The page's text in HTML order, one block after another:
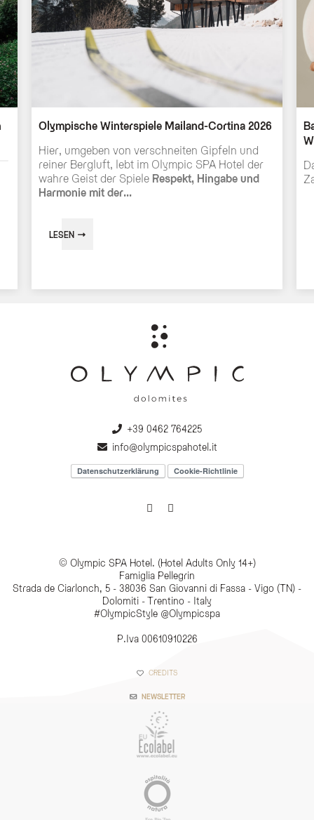
Olympische Winterspiele Mailand-Cortina 2026
Hier, umgeben von verschneiten Gipfeln und
reiner Bergluft, lebt im Olympic SPA Hotel der
wahre Geist der Spiele Respekt, Hingabe und
Harmonie mit der...
LESEN
+39 0462 764225
info@olympicspahotel.it
Datenschutzerklärung Cookie-Richtlinie
© Olympic SPA Hotel. (Hotel Adults Only 14+)
Famiglia Pellegrin
Strada de Ciarlonch, 5 - 38036 San Giovanni di Fassa - Vigo (TN) -
Dolomiti - Trentino - Italy
#OlympicStyle @Olympicspa
P.Iva 00610910226
CREDITS
NEWSLETTER